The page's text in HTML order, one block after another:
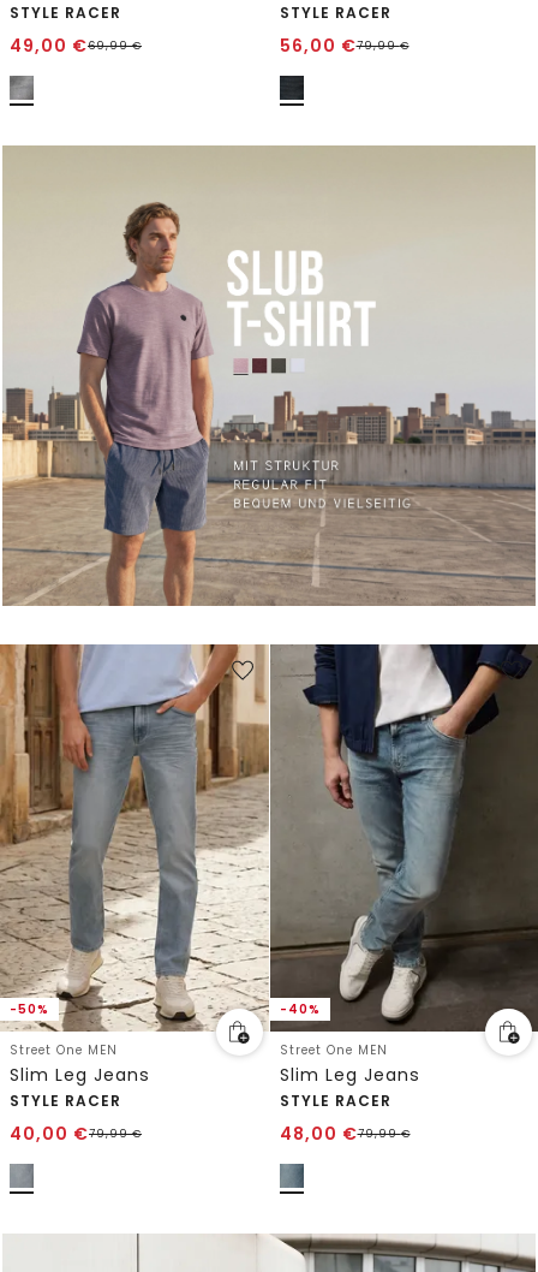
STYLE RACER
49,00 €69,99€
STYLE RACER
56,00 €79,99€
-50%
Street One MEN
Slim Leg Jeans
STYLE RACER
40,00 €79,99€
-40%
Street One MEN
Slim Leg Jeans
STYLE RACER
48,00 €79,99€